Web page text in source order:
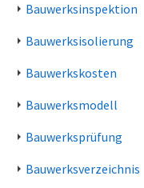
Bauwerksinspektion
Bauwerksisolierung
Bauwerkskosten
Bauwerksmodell
Bauwerksprüfung
Bauwerksverzeichnis